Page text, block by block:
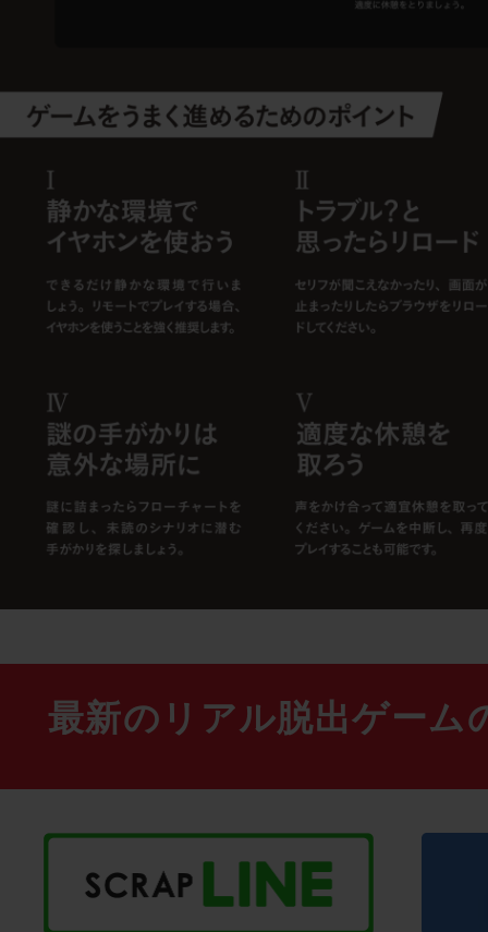
最新のリアル脱出ゲーム